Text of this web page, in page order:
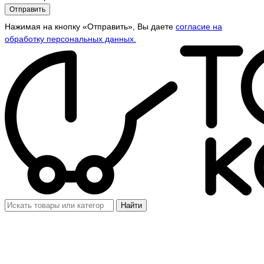
Отправить
Нажимая на кнопку «Отправить», Вы даете согласие на
обработку персональных данных.
Найти